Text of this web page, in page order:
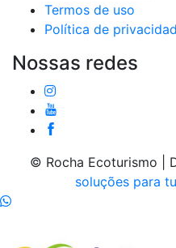
Termos de uso
Política de
Nossas redes
© Rocha Ecoturismo |
soluções para